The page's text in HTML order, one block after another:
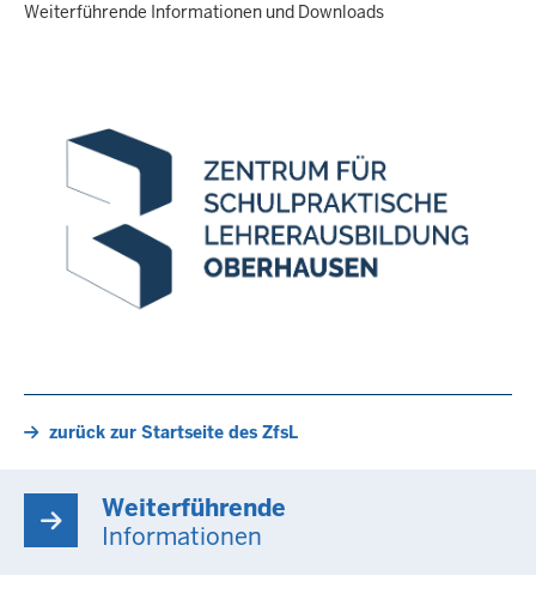
Weiterführende Informationen und Downloads
zurück zur Startseite des ZfsL
Weiterführende
Informationen